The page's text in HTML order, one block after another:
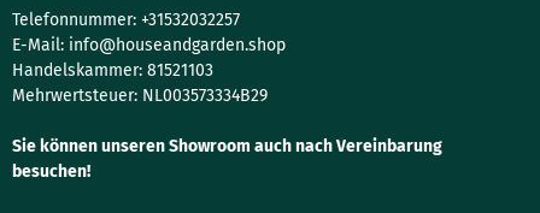
Telefonnummer: +31532032257
E-Mail: info@houseandgarden.shop
Handelskammer: 81521103
Mehrwertsteuer: NL003573334B29
Sie können unseren Showroom auch nach Vereinbarung
besuchen!